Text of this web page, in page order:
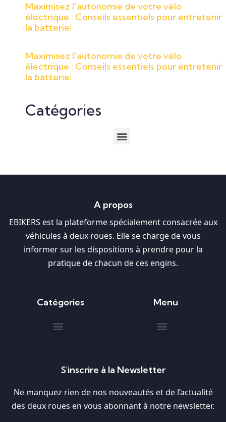
Maximisez l’autonomie de votre vélo
électrique : Conseils essentiels pour entretenir
la batterie!
Maximisez l’autonomie de votre vélo
électrique : Conseils essentiels pour entretenir
la batterie!
Catégories
A propos
EBIKERS est la plateforme spécialement consacrée aux
véhicules à deux roues. Elle se charge de vous
informer sur les dispositions à prendre pour la
pratique de chacun de ces engins.
Catégories Menu
S'inscrire à la Newsletter
Ne manquez rien de nos nouveautés et de l’actualité
des deux roues en vous abonnant à notre newsletter.